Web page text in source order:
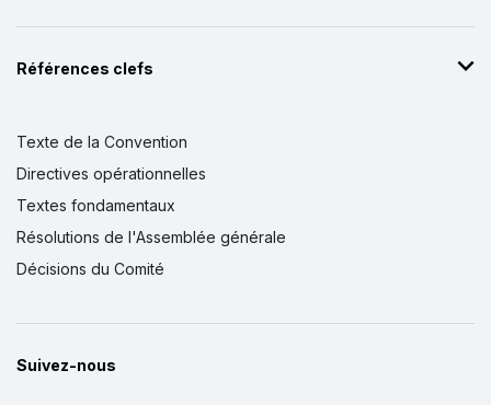
Références clefs
Texte de la Convention
Directives opérationnelles
Textes fondamentaux
Résolutions de l'Assemblée générale
Décisions du Comité
Suivez-nous